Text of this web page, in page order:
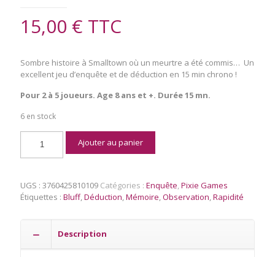
15,00 € TTC
Sombre histoire à Smalltown où un meurtre a été commis… Un
excellent jeu d’enquête et de déduction en 15 min chrono !
Pour 2 à 5 joueurs. Age 8 ans et +. Durée 15 mn.
6 en stock
Small
Ajouter au panier
UGS : 3760425810109 Catégories : Enquête Pixie Games
Étiquettes : Bluff, Déduction Mémoire Observation Rapidité
Description